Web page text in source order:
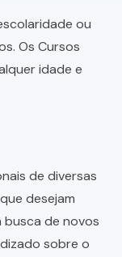
ou
Os Cursos
idade e
de diversas
desejam
de novos
sobre o